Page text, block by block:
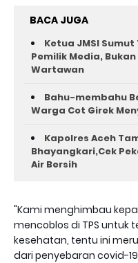
BACA JUGA
Ketua JMSI
Pemilik Media,
Wartawan
Bahu-membahu
Warga Cot Girek
Kapolres Aceh
Bhayangkari,Cek
Air Bersih
"Kami menghimbau
mencoblos di TPS untuk
kesehatan, tentu ini
dari penyebaran covid-